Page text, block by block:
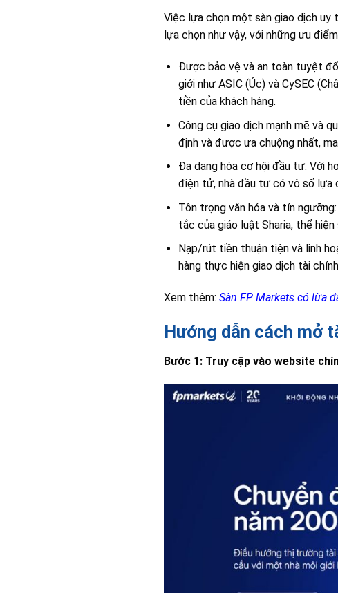
Việc lựa chọn một sàn giao dịch
lựa chọn như vậy, với những ưu
Được bảo vệ và an toàn tuyệt
giới như ASIC (Úc) và CySEC
tiền của khách hàng.
Công cụ giao dịch mạnh mẽ và
định và được ưa chuộng nhất,
Đa dạng hóa cơ hội đầu tư: Với
điện tử, nhà đầu tư có vô số lựa
Tôn trọng văn hóa và tín
tắc của giáo luật Sharia, thể
Nạp/rút tiền thuận tiện và linh
hàng thực hiện giao dịch tài
Xem thêm: Sàn FP Markets có lừa
Hướng dẫn cách mở
Bước 1: Truy cập vào website